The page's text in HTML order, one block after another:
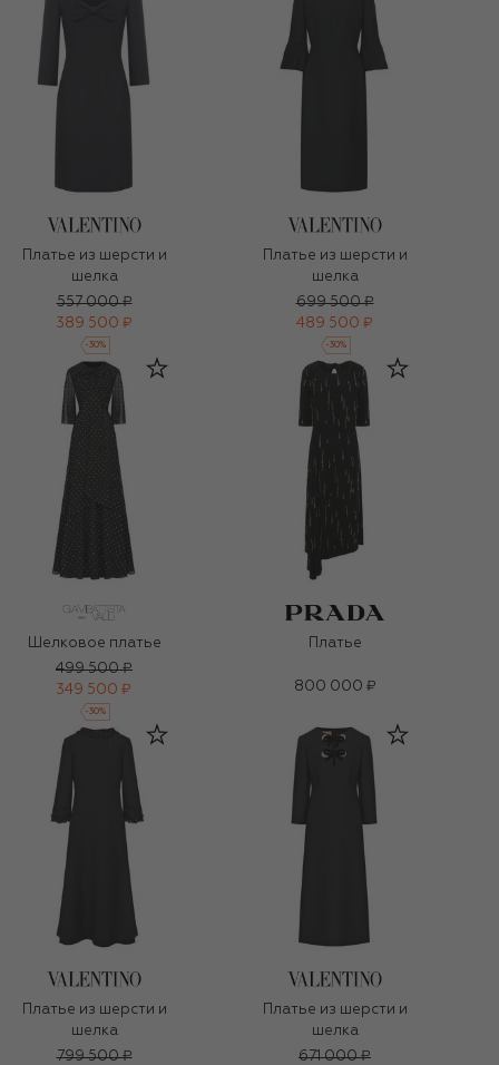
Платье из шерсти и
шелка
557 000 ₽
389 500 ₽
-30%
Платье из шерсти и
шелка
699 500 ₽
489 500 ₽
-30%
Шелковое платье
499 500 ₽
349 500 ₽
-30%
Платье
800 000 ₽
Платье из шерсти и
шелка
799 500 ₽
Платье из шерсти и
шелка
671 000 ₽